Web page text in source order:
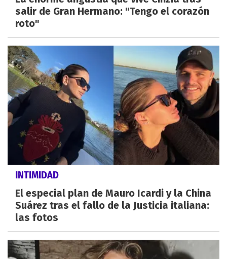
salir de Gran Hermano: "Tengo el corazón
roto"
INTIMIDAD
El especial plan de Mauro Icardi y la China
Suárez tras el fallo de la Justicia italiana:
las fotos